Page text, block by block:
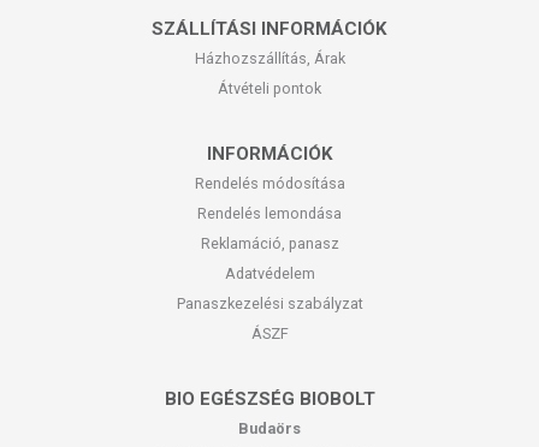
SZÁLLÍTÁSI INFORMÁCIÓK
Házhozszállítás, Árak
Átvételi pontok
INFORMÁCIÓK
Rendelés módosítása
Rendelés lemondása
Reklamáció, panasz
Adatvédelem
Panaszkezelési szabályzat
ÁSZF
BIO EGÉSZSÉG BIOBOLT
Budaörs